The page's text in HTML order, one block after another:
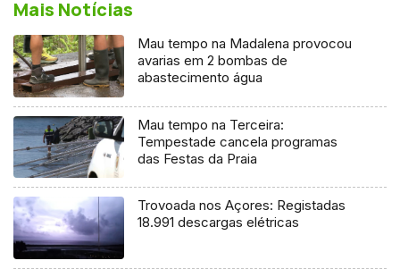
Mais Notícias
Mau tempo na Madalena provocou
avarias em 2 bombas de
abastecimento água
Mau tempo na Terceira:
Tempestade cancela programas
das Festas da Praia
Trovoada nos Açores: Registadas
18.991 descargas elétricas